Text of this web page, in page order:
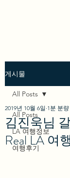
게시물
All Posts
LA 여행정보
여행후기
All Posts
김진욱님
Real LA 여
2019년 10월 6일 1분 분량